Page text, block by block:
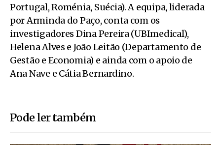
Portugal, Roménia, Suécia). A equipa, liderada
por Arminda do Paço, conta com os
investigadores Dina Pereira (UBImedical),
Helena Alves e João Leitão (Departamento de
Gestão e Economia) e ainda com o apoio de
Ana Nave e Cátia Bernardino.
Pode ler também